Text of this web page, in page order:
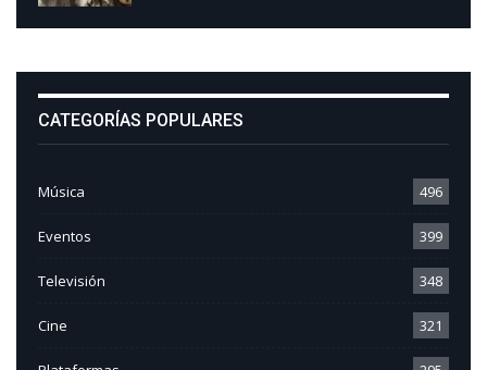
CATEGORÍAS POPULARES
Música 496
Eventos 399
Televisión 348
Cine 321